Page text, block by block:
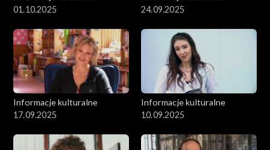
01.10.2025
24.09.2025
Informacje kulturalne
17.09.2025
Informacje kulturalne
10.09.2025